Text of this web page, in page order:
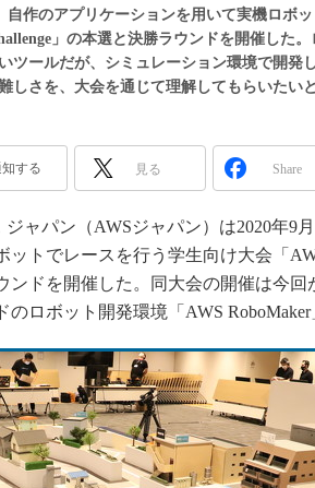
TECHNO-FRONTIER
人テク展
スマート工場EXPO
日本ものづくりワールド
AUTOMOTIVE WORLD
組み込みモデリン
Windows
車載ソフト開発
無償設計ツール
3Dプリンタ
デジタルツイン
S＆OP
インダストリー
製造業ビッグデー
メイドインジャパ
植物工場
知財マネジメント
自作のアプリケーションを用いて実機ロボ
」の本選と決勝ラウンドを開催した
ツールだが、シミュレーション環境で開発
しさを、大会を通じて理解してもらいたい
する 見る Share
ャパン（AWSジャパン）は2020年9
トでレースを行う学生向け大会「
ンドを開催した。同大会の開催は今
ロボット開発環境「AWS RoboMaker